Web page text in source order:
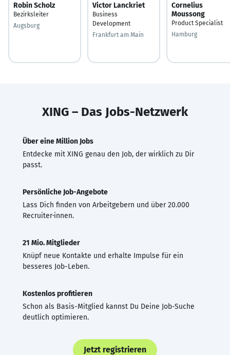
Robin Scholz
Bezirksleiter
Augsburg
Victor Lanckriet
Business
Development
Frankfurt am Main
Cornelius
Moussong
Product Specialist
Hamburg
XING – Das Jobs-Netzwerk
Über eine Million Jobs
Entdecke mit XING genau den Job, der wirklich zu Dir
passt.
Persönliche Job-Angebote
Lass Dich finden von Arbeitgebern und über 20.000
Recruiter·innen.
21 Mio. Mitglieder
Knüpf neue Kontakte und erhalte Impulse für ein
besseres Job-Leben.
Kostenlos profitieren
Schon als Basis-Mitglied kannst Du Deine Job-Suche
deutlich optimieren.
Jetzt registrieren